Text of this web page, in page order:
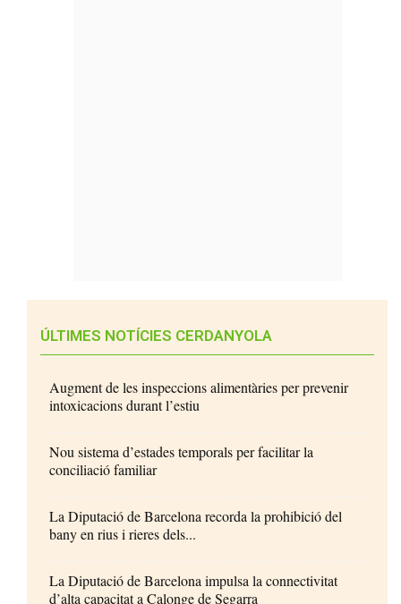
ÚLTIMES NOTÍCIES CERDANYOLA
Augment de les inspeccions alimentàries per prevenir
intoxicacions durant l’estiu
Nou sistema d’estades temporals per facilitar la
conciliació familiar
La Diputació de Barcelona recorda la prohibició del
bany en rius i rieres dels...
La Diputació de Barcelona impulsa la connectivitat
d’alta capacitat a Calonge de Segarra